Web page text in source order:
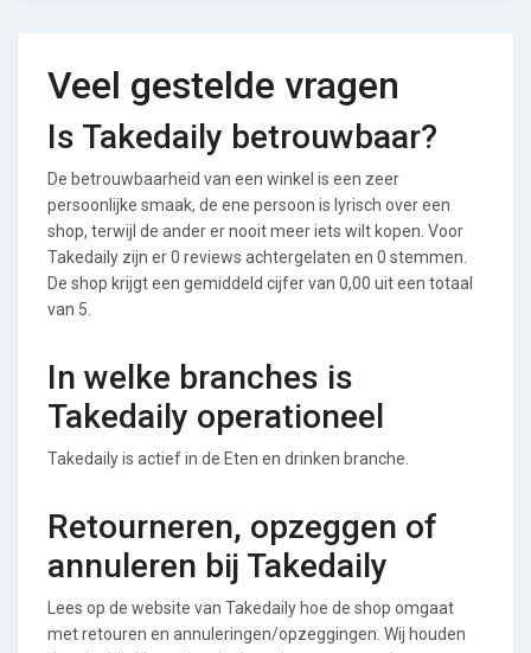
Veel gestelde vragen
Is Takedaily betrouwbaar?
De betrouwbaarheid van een winkel is een zeer
persoonlijke smaak, de ene persoon is lyrisch over een
shop, terwijl de ander er nooit meer iets wilt kopen. Voor
Takedaily zijn er 0 reviews achtergelaten en 0 stemmen.
De shop krijgt een gemiddeld cijfer van 0,00 uit een totaal
van 5.
In welke branches is
Takedaily operationeel
Takedaily is actief in de Eten en drinken branche.
Retourneren, opzeggen of
annuleren bij Takedaily
Lees op de website van Takedaily hoe de shop omgaat
met retouren en annuleringen/opzeggingen. Wij houden